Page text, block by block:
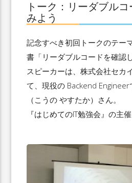
トーク：リーダブル
みよう
記念すべき初回トークのテー
書「リーダブルコードを確認
スピーカーは、株式会社セカ
て、現役の Backend
（こうの やすたか）さん。
『はじめてのIT勉強会』の主